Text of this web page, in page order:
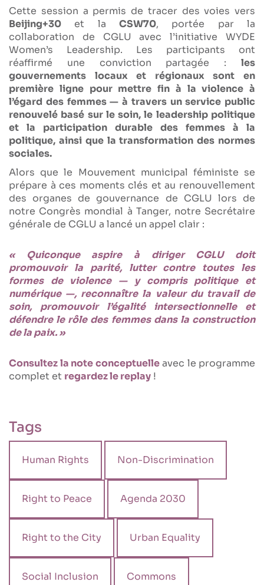
Cette session a permis de tracer des voies vers
Beijing+30 et la CSW70, portée par la
collaboration de CGLU avec l’initiative WYDE
Women’s Leadership. Les participants ont
réaffirmé une conviction partagée : les
gouvernements locaux et régionaux sont en
première ligne pour mettre fin à la violence à
l’égard des femmes — à travers un service public
renouvelé basé sur le soin, le leadership politique
et la participation durable des femmes à la
politique, ainsi que la transformation des normes
sociales.
Alors que le Mouvement municipal féministe se
prépare à ces moments clés et au renouvellement
des organes de gouvernance de CGLU lors de
notre Congrès mondial à Tanger, notre Secrétaire
générale de CGLU a lancé un appel clair :
« Quiconque aspire à diriger CGLU doit
promouvoir la parité, lutter contre toutes les
formes de violence — y compris politique et
numérique —, reconnaître la valeur du travail de
soin, promouvoir l’égalité intersectionnelle et
défendre le rôle des femmes dans la construction
de la paix. »
Consultez la note conceptuelleavec le programme
complet et regardez le replay !
Tags
Human Rights Non-Discrimination
Right to Peace Agenda 2030
Right to the City Urban Equality
Social Inclusion Commons